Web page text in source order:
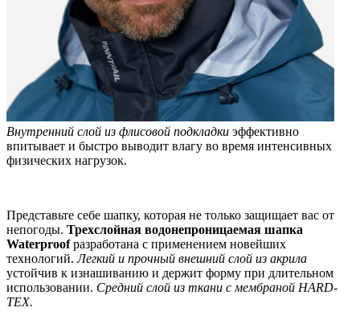
Внутренний слой из флисовой подкладки эффективно
впитывает и быстро выводит влагу во время интенсивных
физических нагрузок.
Представьте себе шапку, которая не только защищает вас от
непогоды. Трехслойная водонепроницаемая шапка
Waterproofразработана с применением новейших
технологий.Легкий и прочный внешний слой из акрила
устойчив к изнашиванию и держит форму при длительном
использовании. Средний слой из ткани с мембраной HARD-
TEX.